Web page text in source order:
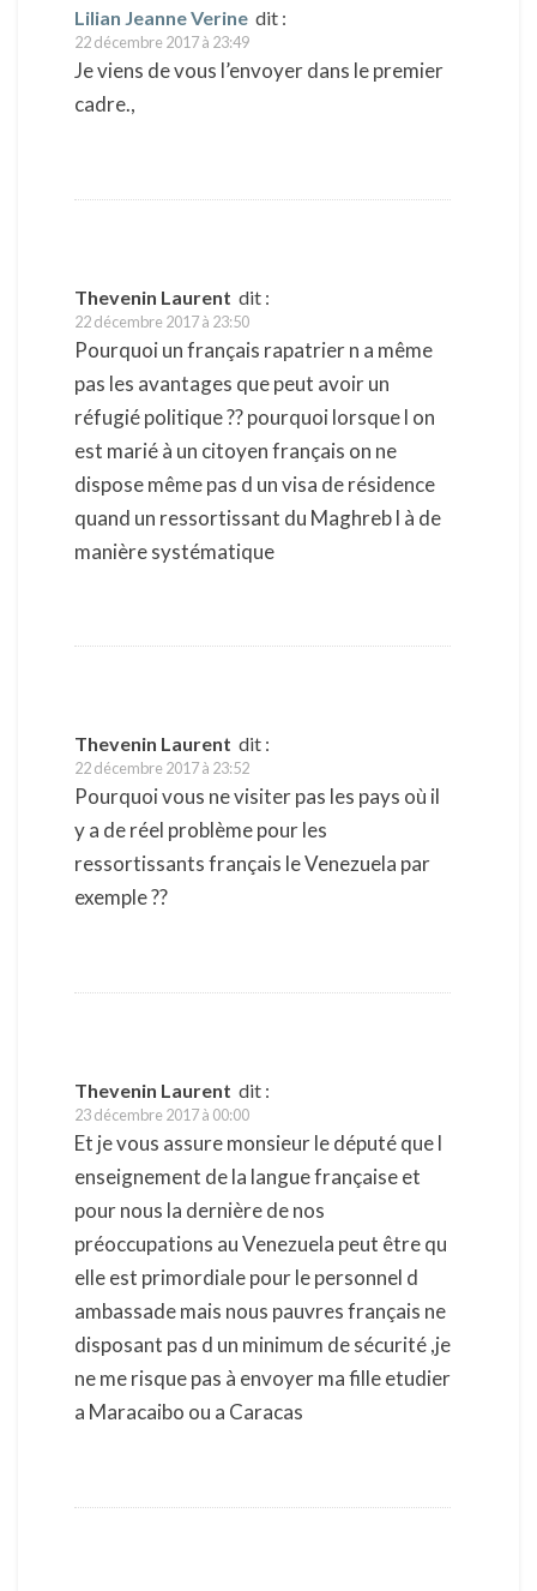
Lilian Jeanne Verine dit :
22 décembre 2017 à 23:49
Je viens de vous l’envoyer dans le premier
cadre.,
Thevenin Laurent dit :
22 décembre 2017 à 23:50
Pourquoi un français rapatrier n a même
pas les avantages que peut avoir un
réfugié politique ?? pourquoi lorsque l on
est marié à un citoyen français on ne
dispose même pas d un visa de résidence
quand un ressortissant du Maghreb l à de
manière systématique
Thevenin Laurent dit :
22 décembre 2017 à 23:52
Pourquoi vous ne visiter pas les pays où il
y a de réel problème pour les
ressortissants français le Venezuela par
exemple ??
Thevenin Laurent dit :
23 décembre 2017 à 00:00
Et je vous assure monsieur le député que l
enseignement de la langue française et
pour nous la dernière de nos
préoccupations au Venezuela peut être qu
elle est primordiale pour le personnel d
ambassade mais nous pauvres français ne
disposant pas d un minimum de sécurité ,je
ne me risque pas à envoyer ma fille etudier
a Maracaibo ou a Caracas